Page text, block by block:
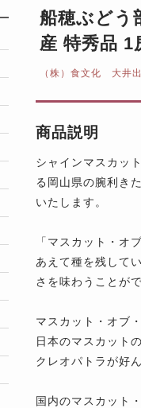
船穂ぶどう
産 特秀品
（株）食文化 大井
商品説明
シャインマスカッ
る岡山県の腕利き
いたします。
「マスカット・オ
あえて種を残して
さを味わうことが
マスカット・オブ
日本のマスカット
クレオパトラが好
国内のマスカット